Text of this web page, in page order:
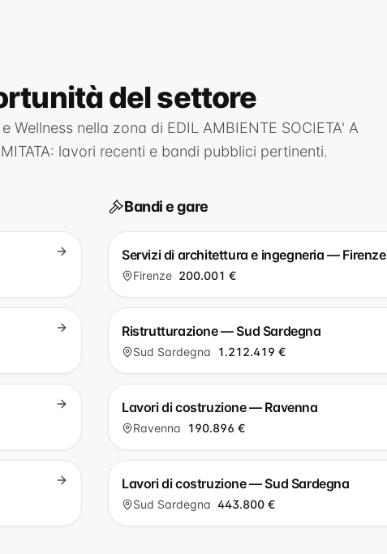
del settore
Wellnessnella zona di EDIL AMBIENTE SOCIETA' A
: lavori recenti e bandi pubblici pertinenti.
Bandi e gare
Servizi di architettura e ingegneria — Firenze
Firenze 200.001 €
Ristrutturazione — Sud Sardegna
Sud Sardegna 1.212.419 €
Lavori di costruzione — Ravenna
Ravenna 190.896 €
Lavori di costruzione — Sud Sardegna
Sud Sardegna 443.800 €